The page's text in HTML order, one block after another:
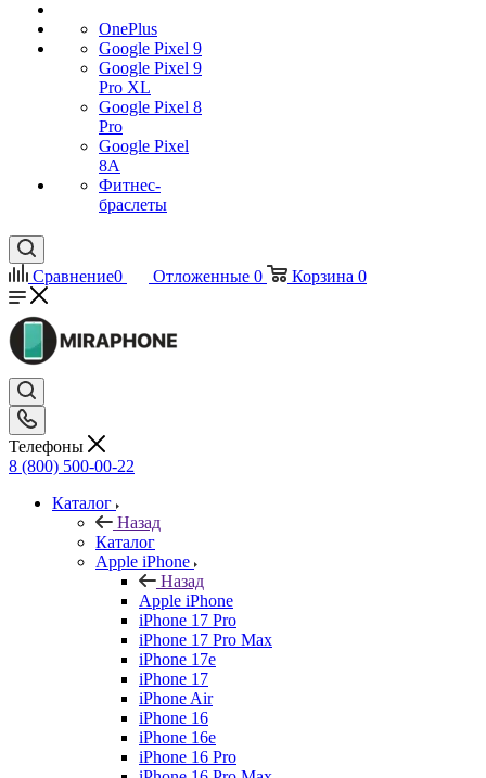
OnePlus
Google Pixel 9
Google Pixel 9
Pro XL
Google Pixel 8
Pro
Google Pixel
8A
Фитнес-
браслеты
Сравнение0 Отложенные 0 Корзина 0
Телефоны
8 (800) 500-00-22
Каталог
Назад
Каталог
Apple iPhone
Назад
Apple iPhone
iPhone 17 Pro
iPhone 17 Pro Max
iPhone 17e
iPhone 17
iPhone Air
iPhone 16
iPhone 16e
iPhone 16 Pro